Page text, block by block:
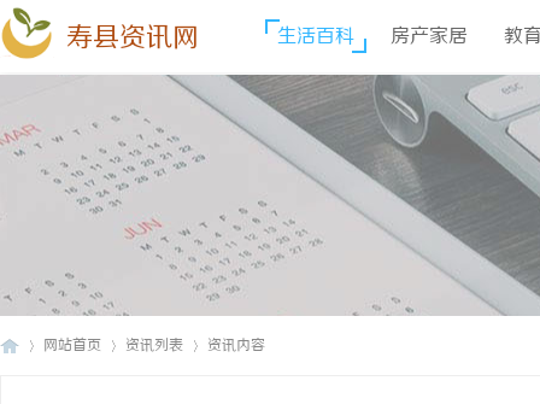
寿县资讯网 生活百科 房产家居 教
网站首页 资讯列表 资讯内容